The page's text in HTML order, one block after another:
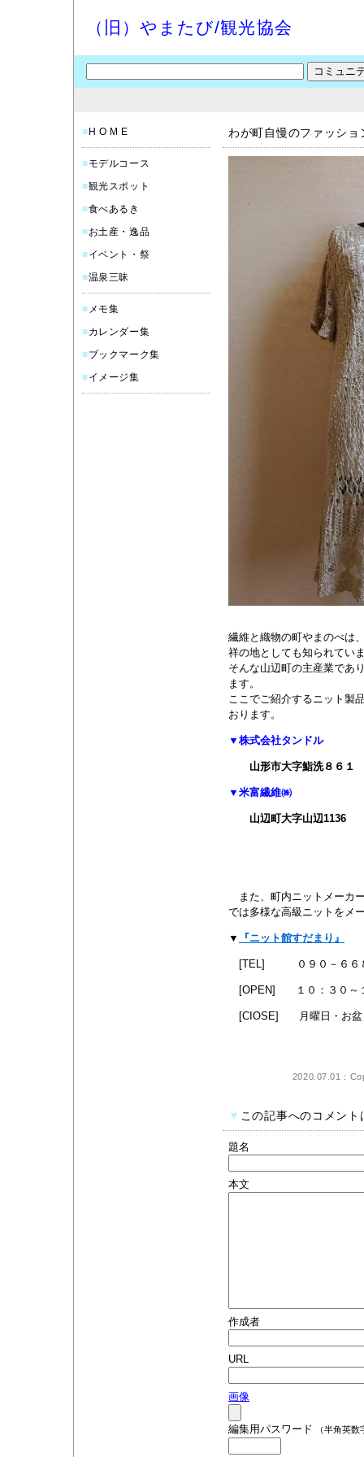
（旧）やまたび/観光協会
■ H O M E
■モデルコース
■観光スポット
■食べあるき
■お土産・逸品
■イベント・祭
■温泉三昧
■ メモ集
■カレンダー集
■ブックマーク集
■イメージ集
わが町自慢のファッシ
繊維と織物の町やまのべは
祥の地としても知られてい
そんな山辺町の主産業であ
ます。
ここでご紹介するニット製
おります。
▼株式会社タンドル
山形市大字鮨洗８６
▼米富繊維㈱
山辺町大字山辺
また、町内ニットメーカ
では多様な高級ニットをメ
▼ 『ニット館すだまり』
[TEL] ０９０－６６８
[OPEN] １０：３０～
[CIOSE] 月曜日・お盆
2020.07.01：
▼ この記事へのコメント
題名
本文
作成者
URL
画像
編集用パスワード （半角英数